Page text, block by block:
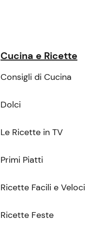
Cucina e Ricette
Consigli di Cucina
Dolci
Le Ricette in TV
Primi Piatti
Ricette Facili e Veloci
Ricette Feste